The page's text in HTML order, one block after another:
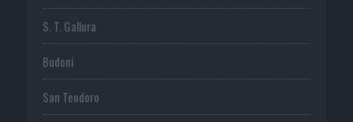
S. T. Gallura
Budoni
San Teodoro